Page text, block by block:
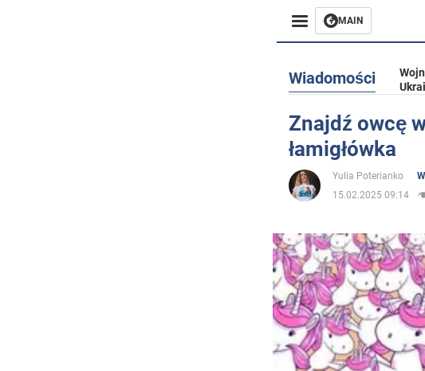
MAIN
Rozrywka
Życie
Społeczeństwo
Wojna na Ukrainie
Świat
Wiadomości
Znajdź owcę
łamigłówka
Yulia Poterianko
15.02.2025 09:14